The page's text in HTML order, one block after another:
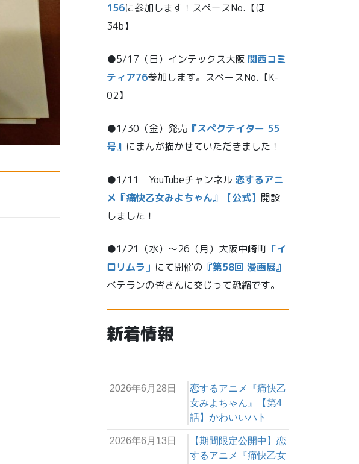
156に参加します！スペースNo.【ほ
34b】
●5/17（日）インテックス大阪 関西コミ
ティア76参加します。スペースNo.【K-
02】
●1/30（金）発売 『スペクテイター 55
号』 にまんが描かせていただきました！
●1/11 YouTubeチャンネル恋するアニ
メ『痛快乙女みよちゃん』【公式】 開設
しました！
●1/21（水）～26（月）大阪中崎町 「イ
ロリムラ」 にて開催の 『第58回 漫画展』
ベテランの皆さんに交じって恐縮です。
新着情報
2026年6月28日
恋するアニメ『痛快乙
女みよちゃん』【第4
話】かわいいハト
2026年6月13日
【期間限定公開中】恋
するアニメ『痛快乙女